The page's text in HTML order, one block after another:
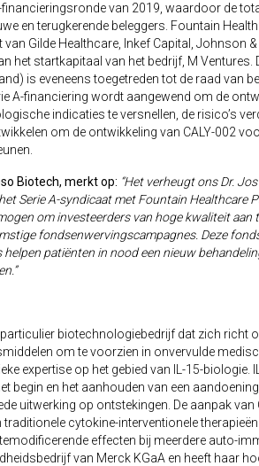
van 2019, waardoor de
en terugkerende beleggers. Fountain
Gilde Healthcare, Inkef Capital, Johnson
het startkapitaal van het bedrijf, M
is eveneens toegetreden tot de raad van
A-financiering wordt aangewend om de
indicaties te versnellen, de risico’s
om de ontwikkeling van CALY-002
Biotech, merkt op: “Het verheugt ons Dr.
Serie A-syndicaat met Fountain Healthcare
om investeerders van hoge kwaliteit aan
fondsenwervingscampagnes. Deze
helpen patiënten in nood een nieuw
biotechnologiebedrijf dat zich richt
om te voorzien in onvervulde
expertise op het gebied van IL-15-biologie.
begin en het aanhouden van een
uitwerking op ontstekingen. De aanpak
cytokine-interventionele
effecten bij meerdere auto-
van Merck KGaA en heeft haar